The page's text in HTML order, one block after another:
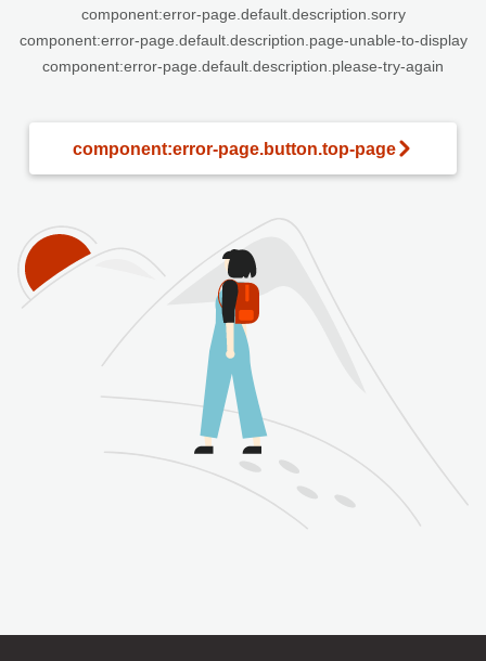
component:error-page.default.description.sorry
component:error-page.default.description.page-unable-to-display
component:error-page.default.description.please-try-again
component:error-page.button.top-page